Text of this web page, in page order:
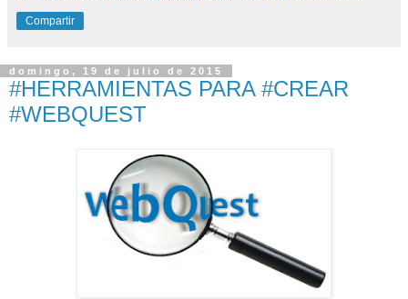
Compartir
domingo, 19 de julio de 2015
#HERRAMIENTAS PARA #CREAR
#WEBQUEST